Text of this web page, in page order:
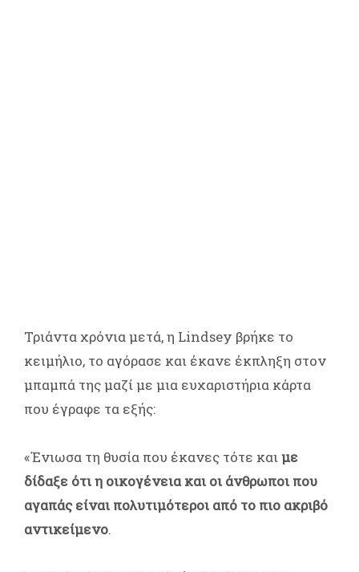
Τριάντα χρόνια μετά, η Lindsey βρήκε το
κειμήλιο, το αγόρασε και έκανε έκπληξη στον
μπαμπά της μαζί με μια ευχαριστήρια κάρτα
που έγραφε τα εξής:
«Ένιωσα τη θυσία που έκανες τότε καιμε
δίδαξε ότι η οικογένεια και οι άνθρωποι που
αγαπάς είναι πολυτιμότεροι από το πιο ακριβό
αντικείμενο.